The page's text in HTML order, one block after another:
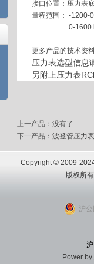
接口位置：压力表
量程范围： -1200-0
0-1600 bar
更多产品的技术资
压力表选型信息
另附上压力表
上一产品 ：没有了
下一产品 ： 波登管压力
Copyright © 2009-
版权所
沪
Power by